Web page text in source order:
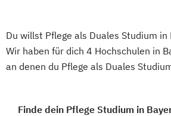
Du willst Pflege als Duales Studium
Wir haben für dich 4 Hochschulen in
an denen du Pflege als Duales
Finde dein Pflege Studium in